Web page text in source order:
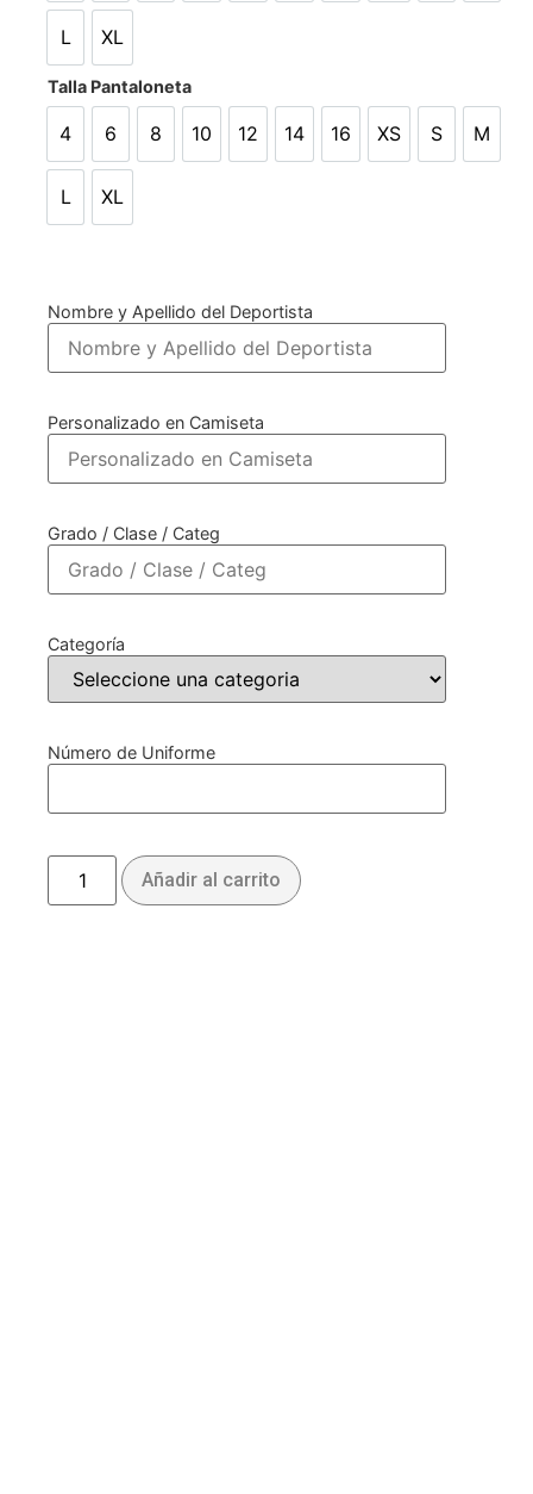
L XL
Talla Pantaloneta
4 6 8
8
10 12 14 16 XS
XS
S
S
M
L XL
Nombre y Apellido del Deportista
Personalizado en Camiseta
Grado / Clase / Categ
Categoría
Número de Uniforme
Añadir al carrito